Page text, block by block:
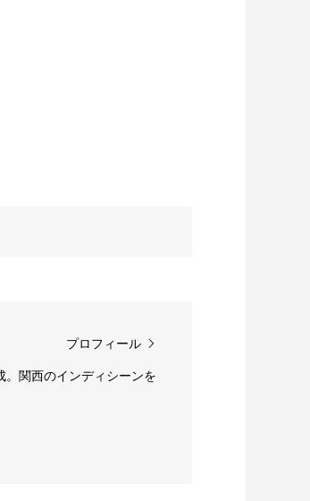
プロフィール
関西のインディシーンを